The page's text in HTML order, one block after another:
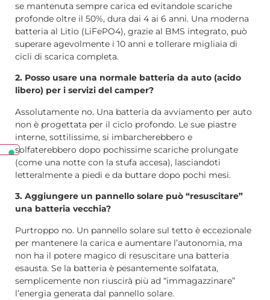
se mantenuta sempre carica ed evitandole scariche
profonde oltre il 50%, dura dai 4 ai 6 anni. Una moderna
batteria al Litio (LiFePO4), grazie al BMS integrato, può
superare agevolmente i 10 anni e tollerare migliaia di
cicli di scarica completa.
2. Posso usare una normale batteria da auto (acido
libero) per i servizi del camper?
Assolutamente no. Una batteria da avviamento per auto
non è progettata per il ciclo profondo. Le sue piastre
interne, sottilissime, si imbarcherebbero e
solfaterebbero dopo pochissime scariche prolungate
(come una notte con la stufa accesa), lasciandoti
letteralmente a piedi e da buttare dopo pochi mesi.
3. Aggiungere un pannello solare può “resuscitare”
una batteria vecchia?
Purtroppo no. Un pannello solare sul tetto è eccezionale
per mantenere la carica e aumentare l’autonomia, ma
non ha il potere magico di resuscitare una batteria
esausta. Se la batteria è pesantemente solfatata,
semplicemente non riuscirà più ad “immagazzinare”
l’energia generata dal pannello solare.